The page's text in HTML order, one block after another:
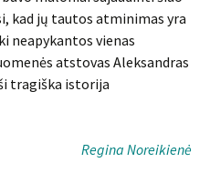
kad jų tautos atminimas yra
neapykantos vienas
atstovas Aleksandras
tragiška istorija
Regina Noreikienė